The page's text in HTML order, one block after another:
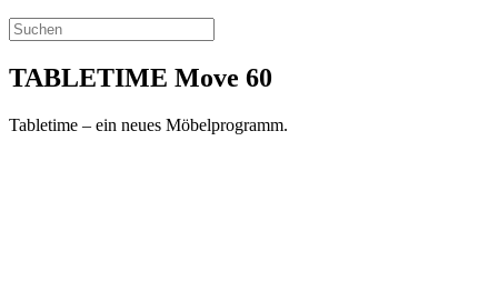
TABLETIME Move 60
Tabletime – ein neues Möbelprogramm.